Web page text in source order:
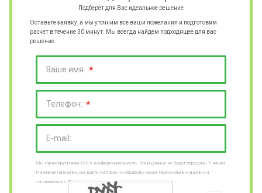
Подберет для Вас идеальное решение
Оставьте заявку, а мы уточним все ваши пожелания и подготовим
расчет в течение 30 минут. Мы всегда найдем подходящее для вас
решение.
Ваше имя: *
Телефон: *
E-mail:
Мы гарантируем вам 100% конфиденциальность. Ваши данные не будут переданы 3 лицам.
Нажимая на кнопку, вы даете согласие на обработку своих персональных данных и
соглашаетесь с Пользовательским соглашениями